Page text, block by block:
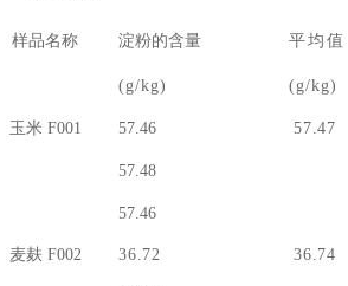
样品名称 淀粉的含量
(g/kg)
平均值
(g/kg)
玉米 F001 57.46 57.47
57.48
57.46
麦麸 F002 36.72 36.74